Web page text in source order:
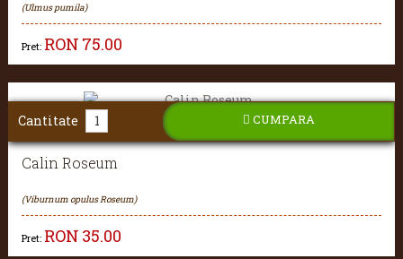
(Ulmus pumila)
Pret: RON 75.00
Calin Roseum
(Viburnum opulus Roseum)
Pret: RON 35.00
Cantitate CUMPARA